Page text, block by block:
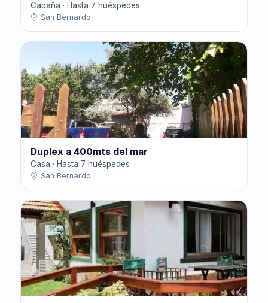
Cabaña · Hasta 7 huéspedes
San Bernardo
Duplex a 400mts del mar
Casa · Hasta 7 huéspedes
San Bernardo